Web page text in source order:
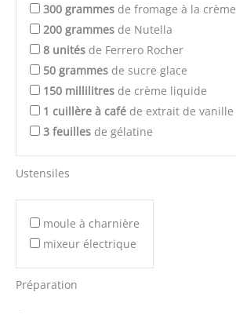
300 grammes de fromage à la crème
200 grammes de Nutella
8 unités de Ferrero Rocher
50 grammes de sucre glace
150 millilitres de crème liquide
1 cuillère à café de extrait de vanille
3 feuilles de gélatine
Ustensiles
moule à charnière
mixeur électrique
Préparation